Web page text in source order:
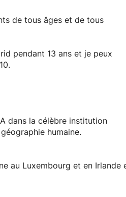
de tous âges et de tous
pendant 13 ans et je peux
dans la célèbre institution
humaine.
au Luxembourg et en Irlande